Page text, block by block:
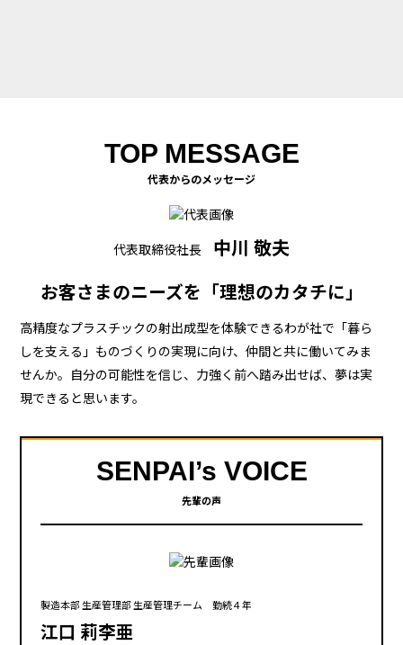
TOP MESSAGE
代表からのメッセージ
代表取締役社長
中川 敬夫
お客さまのニーズを「理想のカタチに」
高精度なプラスチックの射出成型を体験できるわが社で「暮ら
しを支える」ものづくりの実現に向け、仲間と共に働いてみま
せんか。自分の可能性を信じ、力強く前へ踏み出せば、夢は実
現できると思います。
SENPAI’s VOICE
先輩の声
製造本部 生産管理部 生産管理チーム 勤続４年
江口 莉李亜